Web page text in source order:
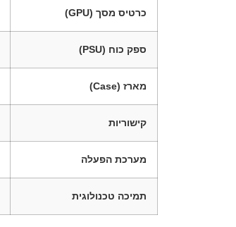
כרטיס מסך (GPU)
ספק כוח (PSU)
מארז (Case)
קישוריות
מערכת הפעלה
תמיכה טכנולוגית